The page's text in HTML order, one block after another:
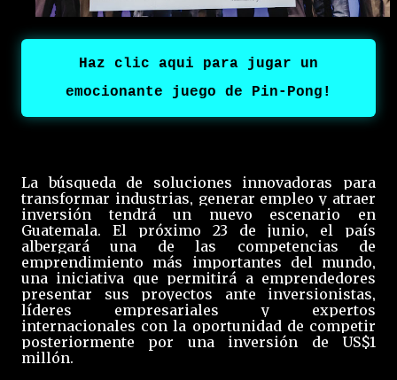
Haz clic aqui para jugar un
emocionante juego de Pin-Pong!
La búsqueda de soluciones innovadoras para
transformar industrias, generar empleo y atraer
inversión tendrá un nuevo escenario en
Guatemala. El próximo 23 de junio, el país
albergará una de las competencias de
emprendimiento más importantes del mundo,
una iniciativa que permitirá a emprendedores
presentar sus proyectos ante inversionistas,
líderes empresariales y expertos
internacionales con la oportunidad de competir
posteriormente por una inversión de US$1
millón.